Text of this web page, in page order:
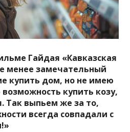
Гайдая «Кавказская
менее замечательный
купить дом, но не имею
купить козу,
Так выпьем же за то,
всегда совпадали с